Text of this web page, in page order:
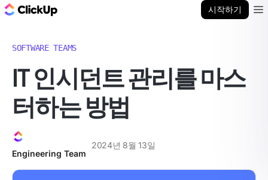
시작하기
SOFTWARE TEAMS
IT 인시던트 관리를 마스
터하는 방법
Engineering Team
2024년 8월 13일